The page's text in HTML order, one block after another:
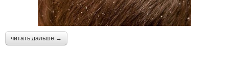
читать дальше →